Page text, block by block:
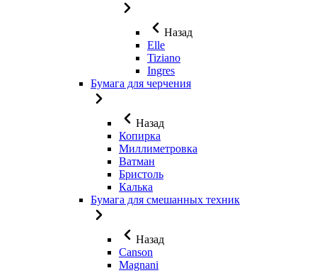
Назад
Elle
Tiziano
Ingres
Бумага для черчения
Назад
Копирка
Миллиметровка
Ватман
Бристоль
Калька
Бумага для смешанных техник
Назад
Canson
Magnani